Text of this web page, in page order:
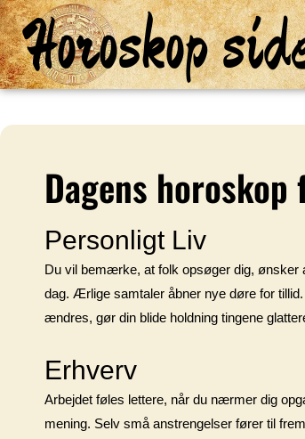
Horoskop
Dagens
Personligt Liv
Du vil bemærke, at folk opsøger dig, ønsker
dag. Ærlige samtaler åbner nye døre for
ændres, gør din blide holdning tingene
Erhverv
Arbejdet føles lettere, når du nærmer dig
mening. Selv små anstrengelser fører til